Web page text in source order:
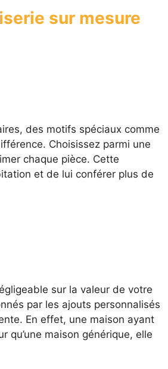
sur mesure
des motifs spéciaux comme
Choisissez parmi une
chaque pièce. Cette
et de lui conférer plus de
sur la valeur de votre
par les ajouts personnalisés
En effet, une maison ayant
qu’une maison générique, elle